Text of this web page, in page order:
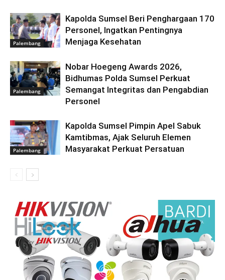
Palembang
Kapolda Sumsel Beri Penghargaan 170
Personel, Ingatkan Pentingnya
Menjaga Kesehatan
Palembang
Nobar Hoegeng Awards 2026,
Bidhumas Polda Sumsel Perkuat
Semangat Integritas dan Pengabdian
Personel
Palembang
Kapolda Sumsel Pimpin Apel Sabuk
Kamtibmas, Ajak Seluruh Elemen
Masyarakat Perkuat Persatuan